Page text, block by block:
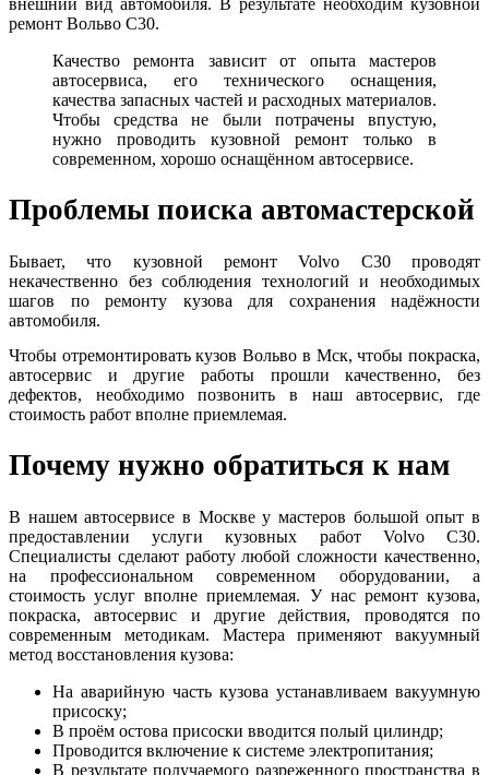
внешний вид автомобиля. В результате необходим кузовной
ремонт Вольво C30.
Качество ремонта зависит от опыта мастеров
автосервиса, его технического оснащения,
качества запасных частей и расходных материалов.
Чтобы средства не были потрачены впустую,
нужно проводить кузовной ремонт только в
современном, хорошо оснащённом автосервисе.
Проблемы поиска автомастерской
Бывает, что кузовной ремонт Volvo C30 проводят
некачественно без соблюдения технологий и необходимых
шагов по ремонту кузова для сохранения надёжности
автомобиля.
Чтобы отремонтировать кузов Вольво в Мск, чтобы покраска,
автосервис и другие работы прошли качественно, без
дефектов, необходимо позвонить в наш автосервис, где
стоимость работ вполне приемлемая.
Почему нужно обратиться к нам
В нашем автосервисе в Москве у мастеров большой опыт в
предоставлении услуги кузовных работ Volvo C30.
Специалисты сделают работу любой сложности качественно,
на профессиональном современном оборудовании, а
стоимость услуг вполне приемлемая. У нас ремонт кузова,
покраска, автосервис и другие действия, проводятся по
современным методикам. Мастера применяют вакуумный
метод восстановления кузова:
На аварийную часть кузова устанавливаем вакуумную
присоску;
В проём остова присоски вводится полый цилиндр;
Проводится включение к системе электропитания;
В результате получаемого разреженного пространства в